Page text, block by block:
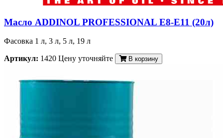
Масло ADDINOL PROFESSIONAL E8-E11 (20л)
Фасовка 1 л, 3 л, 5 л, 19 л
Артикул: 1420 Цену уточняйте В корзину